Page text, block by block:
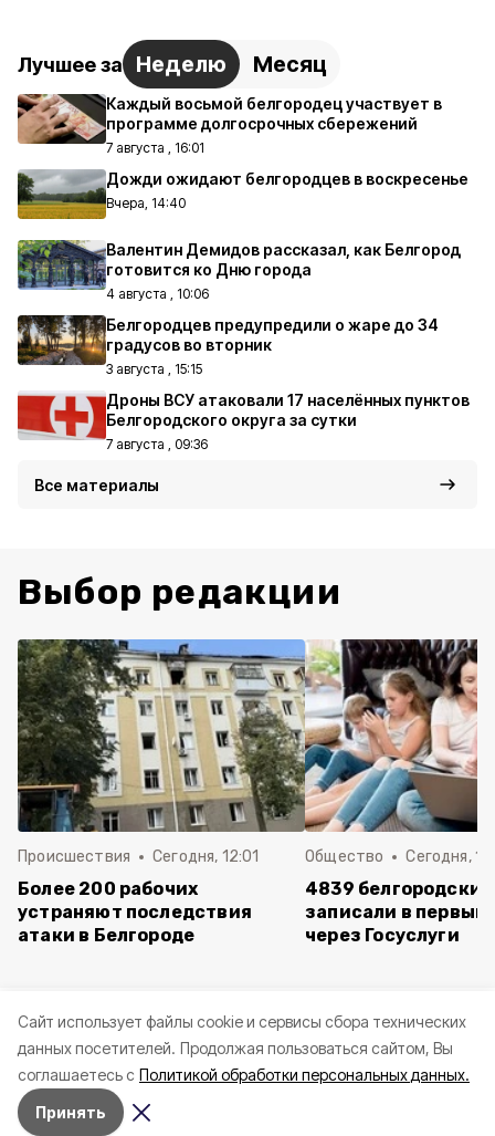
Cайт использует файлы cookie и сервисы сбора технических
данных посетителей. Продолжая пользоваться сайтом, Вы
соглашаетесь с Политикой обработки персональных данных.
Принять
Лучшее за Неделю Месяц
Каждый восьмой белгородец участвует в
программе долгосрочных сбережений
7 августа , 16:01
Дожди ожидают белгородцев в воскресенье
Вчера, 14:40
Валентин Демидов рассказал, как Белгород
готовится ко Дню города
4 августа , 10:06
Белгородцев предупредили о жаре до 34
градусов во вторник
3 августа , 15:15
Дроны ВСУ атаковали 17 населённых пунктов
Белгородского округа за сутки
7 августа , 09:36
Все материалы
Выбор редакции
Происшествия Сегодня, 12:01
Более 200 рабочих
устраняют последствия
атаки в Белгороде
Общество Сегодня,
4839
записали в первый
через Госуслуги